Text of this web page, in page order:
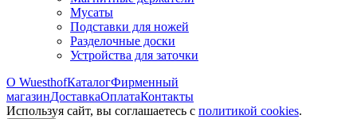
Мусаты
Подставки для ножей
Разделочные доски
Устройства для заточки
О WuesthofКаталогФирменный
магазинДоставкаОплатаКонтакты
Используя сайт, вы согла­шаетесь с политикой cookies.